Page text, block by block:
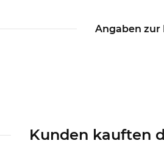
Angaben
Kunden kauften